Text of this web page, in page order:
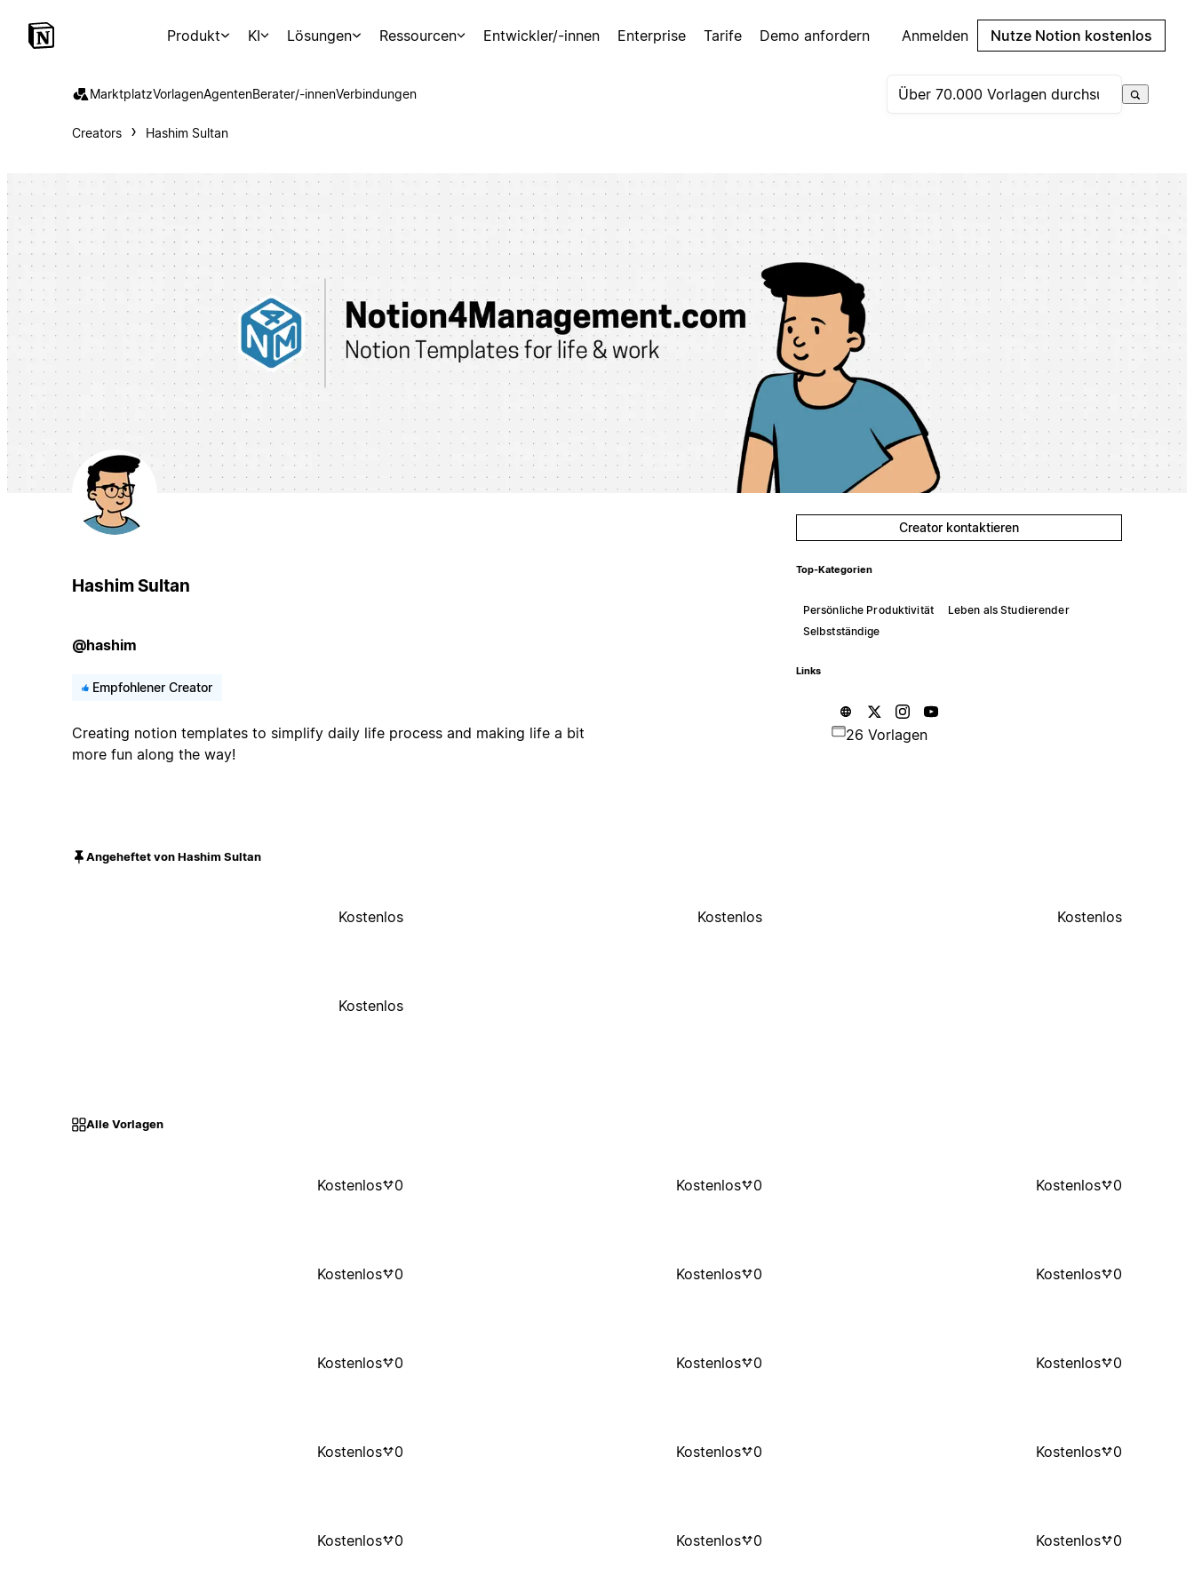
Produkt KI Lösungen Ressourcen Entwickler/-innen Enterprise Tarife Demo anfordern Anmelden Nutze Notion kostenlos
MarktplatzVorlagenAgentenBerater/-innenVerbindungen
Creators Hashim Sultan
Hashim Sultan
@hashim
Empfohlener Creator
Creating notion templates to simplify daily life process and making life a bit
more fun along the way!
Creator kontaktieren
Top-Kategorien
Persönliche Produktivität
Leben als Studierender
Selbstständige
Links
26 Vorlagen
Angeheftet von Hashim Sultan
Kostenlos Kostenlos Kostenlos
Kostenlos
Alle Vorlagen
Kostenlos 0 Kostenlos 0 Kostenlos 0
Kostenlos 0 Kostenlos 0 Kostenlos 0
Kostenlos 0 Kostenlos 0 Kostenlos 0
Kostenlos 0 Kostenlos 0 Kostenlos 0
Kostenlos 0 Kostenlos 0 Kostenlos 0